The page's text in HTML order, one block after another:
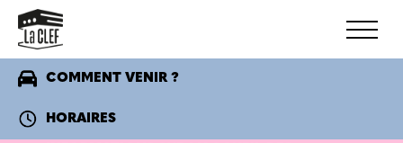
COMMENT VENIR ?
HORAIRES